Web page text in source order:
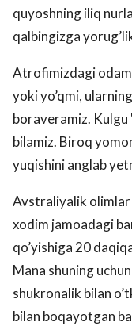
quyoshning iliq
qalbingizga
Atrofimizdagi
yoki yo’qmi,
boraveramiz. Kulgu
bilamiz. Biroq
yuqishini anglab
Avstraliyalik
xodim jamoadagi
qo’yishiga 20
Mana shuning
shukronalik bilan
bilan boqayotgan